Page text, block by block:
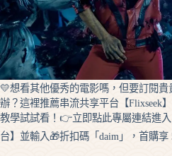
💛想看其他優秀的電影嗎，但要訂閱貴
辦？這裡推薦串流共享平台【Flixseek
教學試試看！👉立即點此專屬連結進
台】並輸入🎁折扣碼「daim」，首購享